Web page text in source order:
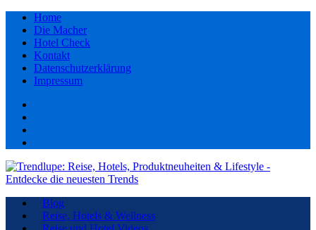
Home
Die Macher
Hotel Check
Kontakt
Datenschutzerklärung
Impressum
Blog
Reise, Hotels & Wellness